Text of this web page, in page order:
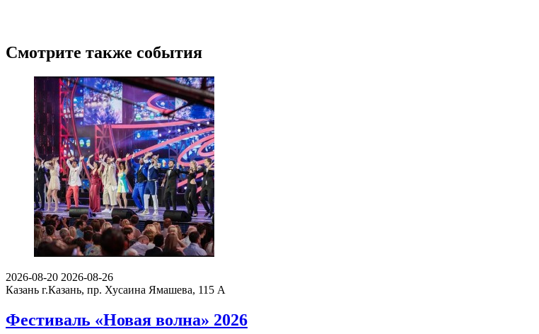
Смотрите также события
2026-08-20 2026-08-26
Казань г.Казань, пр. Хусаина Ямашева, 115 A
Фестиваль «Новая волна» 2026